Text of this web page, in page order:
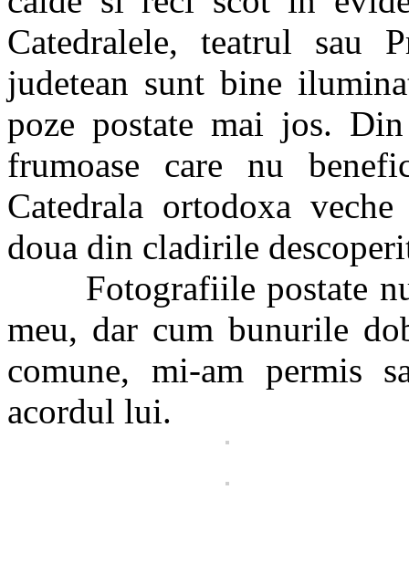
Catedralele, teatrul sau
judetean sunt bine
poze postate mai jos.
frumoase care nu
Catedrala ortodoxa
doua din cladirile
Fotografiile postate nu
meu, dar cum bunurile
comune, mi-am permis
acordul lui.